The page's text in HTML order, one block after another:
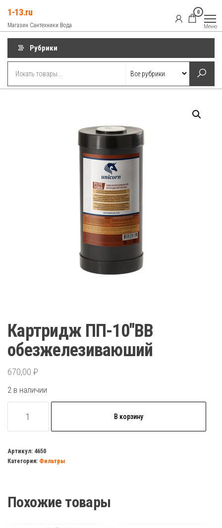
содержимому
1-13.ru
Магазин Сантехники Вода
0
Меню
Рубрики
Картридж ПП-10″BB
обезжелезиваюший
670,00 ₽
2 в наличии
товара
ПП-10"BB
обезжелезиваюший
В корзину
Артикул: 4650
Категория: Фильтры
Похожие товары